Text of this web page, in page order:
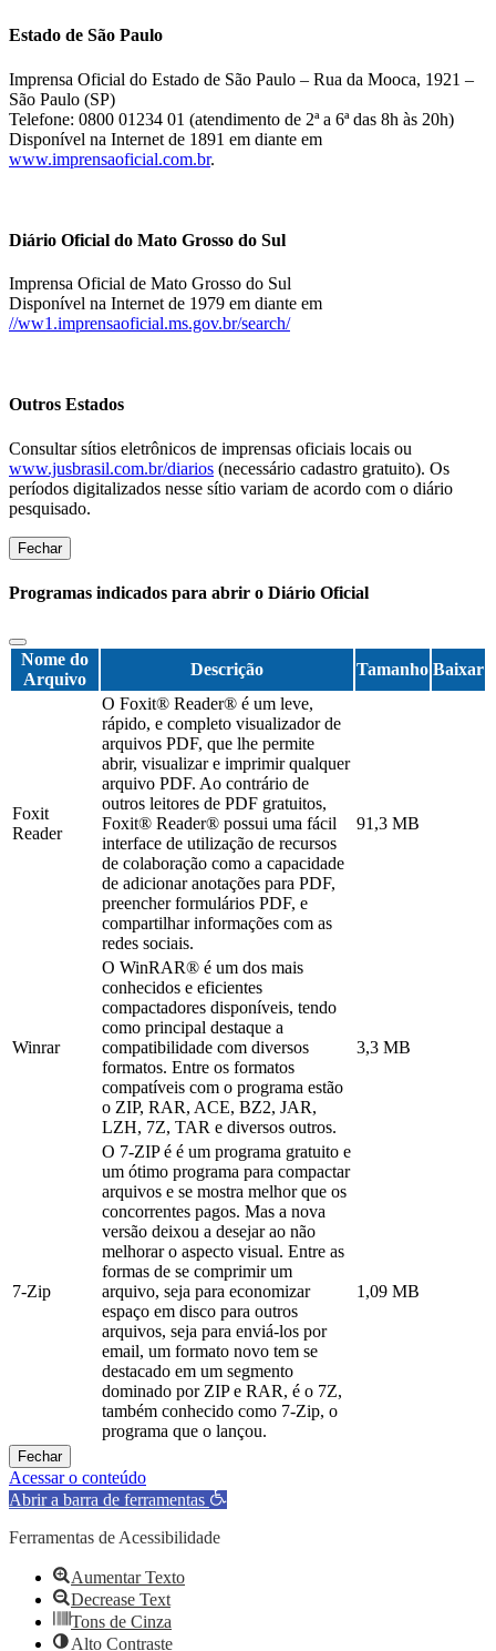
Estado de São Paulo
Imprensa Oficial do Estado de São Paulo – Rua da Mooca, 1921 –
São Paulo (SP)
Telefone: 0800 01234 01 (atendimento de 2ª a 6ª das 8h às 20h)
Disponível na Internet de 1891 em diante em
www.imprensaoficial.com.br.
Diário Oficial do Mato Grosso do Sul
Imprensa Oficial de Mato Grosso do Sul
Disponível na Internet de 1979 em diante em
//ww1.imprensaoficial.ms.gov.br/search/
Outros Estados
Consultar sítios eletrônicos de imprensas oficiais locais ou
www.jusbrasil.com.br/diarios (necessário cadastro gratuito). Os
períodos digitalizados nesse sítio variam de acordo com o diário
pesquisado.
Fechar
Programas indicados para abrir o Diário Oficial
Nome do
Arquivo
Descrição Tamanho Baixar
Foxit
Reader
O Foxit® Reader® é um leve,
rápido, e completo visualizador de
arquivos PDF, que lhe permite
abrir, visualizar e imprimir qualquer
arquivo PDF. Ao contrário de
outros leitores de PDF gratuitos,
Foxit® Reader® possui uma fácil
interface de utilização de recursos
de colaboração como a capacidade
de adicionar anotações para PDF,
preencher formulários PDF, e
compartilhar informações com as
redes sociais.
91,3 MB
Winrar
O WinRAR® é um dos mais
conhecidos e eficientes
compactadores disponíveis, tendo
como principal destaque a
compatibilidade com diversos
formatos. Entre os formatos
compatíveis com o programa estão
o ZIP, RAR, ACE, BZ2, JAR,
LZH, 7Z, TAR e diversos outros.
3,3 MB
7-Zip
O 7-ZIP é é um programa gratuito e
um ótimo programa para compactar
arquivos e se mostra melhor que os
concorrentes pagos. Mas a nova
versão deixou a desejar ao não
melhorar o aspecto visual. Entre as
formas de se comprimir um
arquivo, seja para economizar
espaço em disco para outros
arquivos, seja para enviá-los por
email, um formato novo tem se
destacado em um segmento
dominado por ZIP e RAR, é o 7Z,
também conhecido como 7-Zip, o
programa que o lançou.
1,09 MB
Fechar
Acessar o conteúdo
Abrir a barra de ferramentas
Ferramentas de Acessibilidade
Aumentar Texto
Decrease Text
Tons de Cinza
Alto Contraste